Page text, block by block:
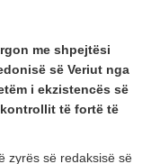
me shpejtësi
së Veriut nga
i ekzistencës së
të fortë të
zyrës së redaksisë së